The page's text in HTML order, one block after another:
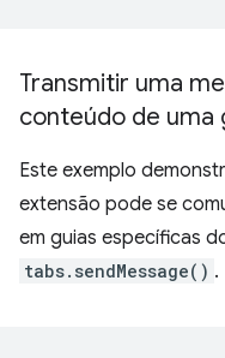
Transmitir uma
conteúdo de uma
Este exemplo
extensão pode se
em guias específicas
tabs.sendMessage() .